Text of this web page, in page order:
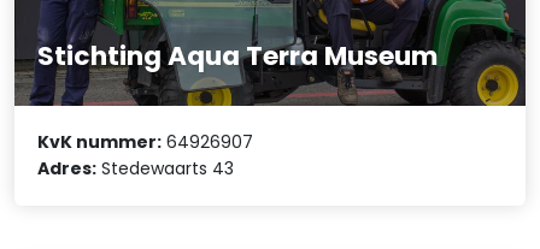
Stichting Aqua Terra Museum
KvK nummer: 64926907
Adres: Stedewaarts 43